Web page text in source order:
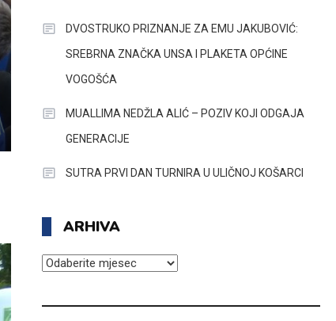
DVOSTRUKO PRIZNANJE ZA EMU JAKUBOVIĆ:
SREBRNA ZNAČKA UNSA I PLAKETA OPĆINE
VOGOŠĆA
MUALLIMA NEDŽLA ALIĆ – POZIV KOJI ODGAJA
GENERACIJE
SUTRA PRVI DAN TURNIRA U ULIČNOJ KOŠARCI
ARHIVA
ARHIVA